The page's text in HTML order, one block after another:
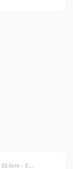
【レビュー 4.5 】 ホカホカ スノーブーツ 8色 22.5cm - 29.5cm【人気 楽天1位】 ハイカット 裏起毛 ボア 防寒 冬用 スノーシューズ トレッキングシューズ 靴 アウトドア 防滑 軽量 おしゃれ アウトドア 軽量 速乾 滑り止め 雪 メンズ レディース 防寒シューズ